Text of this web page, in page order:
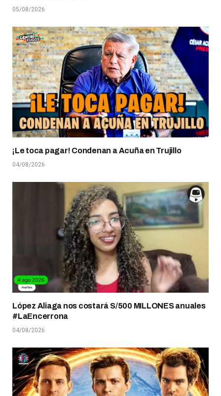
05/08/2026
¡Le toca pagar! Condenan a Acuña en Trujillo
04/08/2026
López Aliaga nos costará S/500 MILLONES anuales
#LaEncerrona
04/08/2026